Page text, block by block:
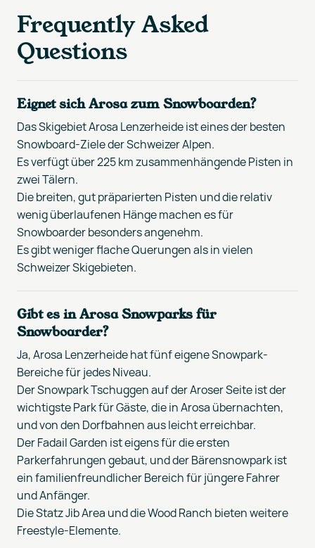
Frequently Asked
Questions
Eignet sich Arosa zum Snowboarden?
Das Skigebiet Arosa Lenzerheide ist eines der besten
Snowboard-Ziele der Schweizer Alpen.
Es verfügt über 225 km zusammenhängende Pisten in
zwei Tälern.
Die breiten, gut präparierten Pisten und die relativ
wenig überlaufenen Hänge machen es für
Snowboarder besonders angenehm.
Es gibt weniger flache Querungen als in vielen
Schweizer Skigebieten.
Gibt es in Arosa Snowparks für
Snowboarder?
Ja, Arosa Lenzerheide hat fünf eigene Snowpark-
Bereiche für jedes Niveau.
Der Snowpark Tschuggen auf der Aroser Seite ist der
wichtigste Park für Gäste, die in Arosa übernachten,
und von den Dorfbahnen aus leicht erreichbar.
Der Fadail Garden ist eigens für die ersten
Parkerfahrungen gebaut, und der Bärensnowpark ist
ein familienfreundlicher Bereich für jüngere Fahrer
und Anfänger.
Die Statz Jib Area und die Wood Ranch bieten weitere
Freestyle-Elemente.